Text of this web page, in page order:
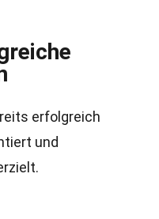
erfolgreich
und